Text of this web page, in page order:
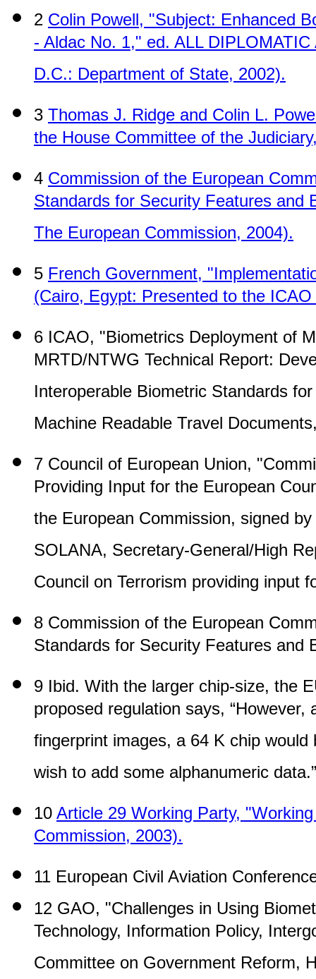
2 Colin Powell, "Subject: Enhanced
- Aldac No. 1," ed. ALL
D.C.: Department of State, 2002).
3 Thomas J. Ridge and Colin L.
the House Committee of the
4 Commission of the European
Standards for Security Features
The European Commission, 2004).
5 French Government,
(Cairo, Egypt: Presented to the
6 ICAO, "Biometrics Deployment of
MRTD/NTWG Technical Report:
Interoperable Biometric Standards
Machine Readable Travel
7 Council of European Union,
Providing Input for the European
the European Commission, signed
SOLANA, Secretary-General/High
Council on Terrorism providing input
8 Commission of the European
Standards for Security Features
9 Ibid. With the larger chip-size, the
proposed regulation says,
fingerprint images, a 64 K chip
wish to add some alphanumeric data.”
10 Article 29 Working Party,
Commission, 2003).
11 European Civil Aviation
12 GAO, "Challenges in Using
Technology, Information Policy,
Committee on Government Reform,